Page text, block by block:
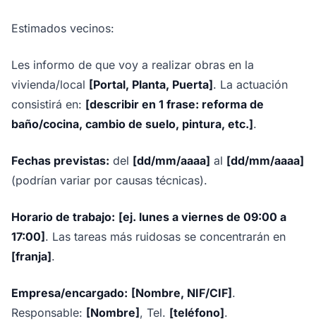
Estimados vecinos:
Les informo de que voy a realizar obras en la
vivienda/local [Portal, Planta, Puerta]. La actuación
consistirá en: [describir en 1 frase: reforma de
baño/cocina, cambio de suelo, pintura, etc.].
Fechas previstas: del [dd/mm/aaaa] al [dd/mm/aaaa]
(podrían variar por causas técnicas).
Horario de trabajo: [ej. lunes a viernes de 09:00 a
17:00] . Las tareas más ruidosas se concentrarán en
[franja].
Empresa/encargado: [Nombre, NIF/CIF] .
Responsable: [Nombre] , Tel. [teléfono].